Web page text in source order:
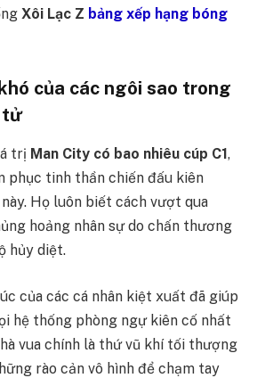
Xôi Lạc Z bảng xếp hạng bóng
của các ngôi sao trong
tử
trị Man City có bao nhiêu cúp C1,
phục tinh thần chiến đấu kiên
Họ luôn biết cách vượt qua
hoảng nhân sự do chấn thương
hủy diệt.
của các cá nhân kiệt xuất đã giúp
hệ thống phòng ngự kiên cố nhất
vua chính là thứ vũ khí tối thượng
rào cản vô hình để chạm tay